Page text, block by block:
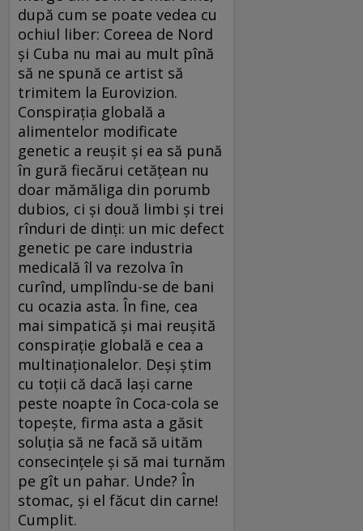
după cum se poate vedea cu
ochiul liber: Coreea de Nord
şi Cuba nu mai au mult pînă
să ne spună ce artist să
trimitem la Eurovizion.
Conspiraţia globală a
alimentelor modificate
genetic a reuşit şi ea să pună
în gură fiecărui cetăţean nu
doar mămăliga din porumb
dubios, ci şi două limbi şi trei
rînduri de dinţi: un mic defect
genetic pe care industria
medicală îl va rezolva în
curînd, umplîndu-se de bani
cu ocazia asta. În fine, cea
mai simpatică şi mai reuşită
conspiraţie globală e cea a
multinaţionalelor. Deşi ştim
cu toţii că dacă laşi carne
peste noapte în Coca-cola se
topeşte, firma asta a găsit
soluţia să ne facă să uităm
consecinţele şi să mai turnăm
pe gît un pahar. Unde? În
stomac, şi el făcut din carne!
Cumplit.